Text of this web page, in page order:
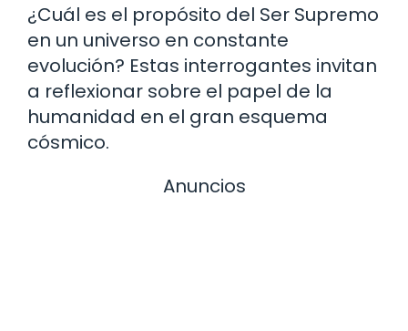
¿Cuál es el propósito del Ser Supremo
en un universo en constante
evolución? Estas interrogantes invitan
a reflexionar sobre el papel de la
humanidad en el gran esquema
cósmico.
Anuncios